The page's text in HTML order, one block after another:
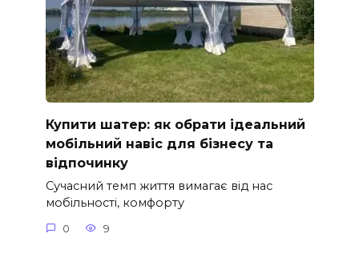
Купити шатер: як обрати ідеальний
мобільний навіс для бізнесу та
відпочинку
Сучасний темп життя вимагає від нас
мобільності, комфорту
0 9